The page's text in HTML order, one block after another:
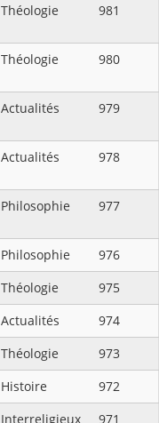
Théologie 981
Théologie 980
Actualités 979
Actualités 978
Philosophie 977
Philosophie
976
Théologie
975
Actualités
974
Théologie
973
Histoire
972
Interreligieux
971